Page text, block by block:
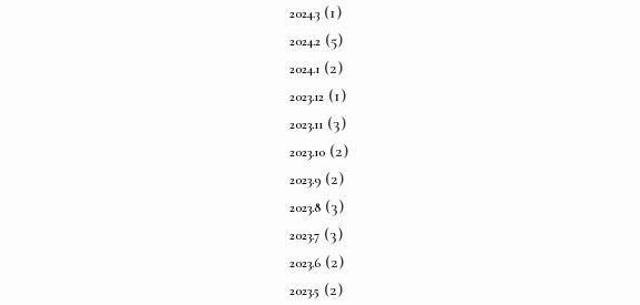
2024.3 (1)
2024.2 (5)
2024.1 (2)
2023.12 (1)
2023.11 (3)
2023.10 (2)
2023.9 (2)
2023.8 (3)
2023.7 (3)
2023.6 (2)
2023.5 (2)